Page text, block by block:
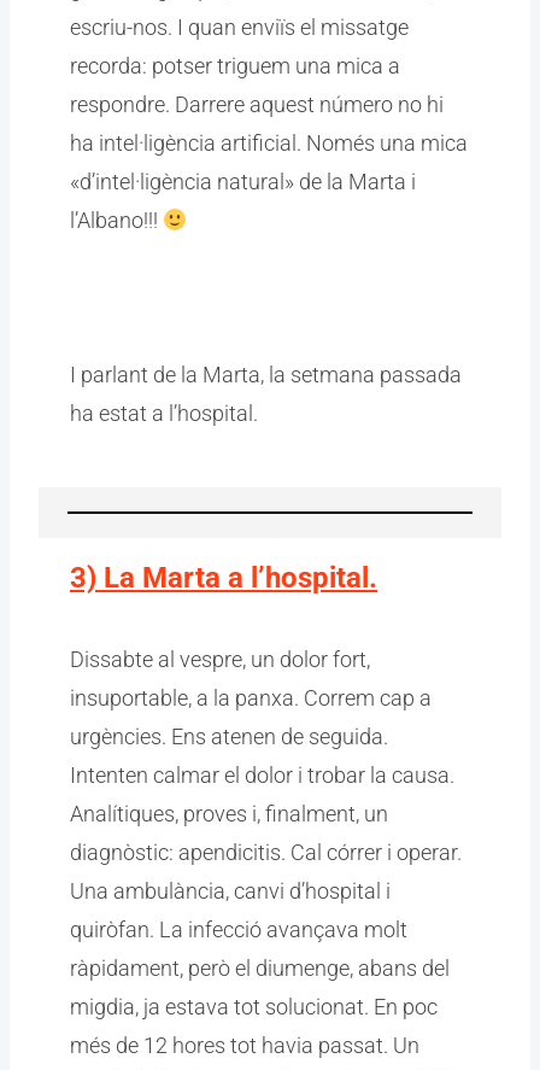
escriu-nos. I quan enviïs el missatge
recorda: potser triguem una mica a
respondre. Darrere aquest número no hi
ha intel·ligència artificial. Només una mica
«d’intel·ligència natural» de la Marta i
l’Albano!!!
I parlant de la Marta, la setmana passada
ha estat a l’hospital.
3) La Marta a l’hospital.
Dissabte al vespre, un dolor fort,
insuportable, a la panxa. Correm cap a
urgències. Ens atenen de seguida.
Intenten calmar el dolor i trobar la causa.
Analítiques, proves i, finalment, un
diagnòstic: apendicitis. Cal córrer i operar.
Una ambulància, canvi d’hospital i
quiròfan. La infecció avançava molt
ràpidament, però el diumenge, abans del
migdia, ja estava tot solucionat. En poc
més de 12 hores tot havia passat. Un